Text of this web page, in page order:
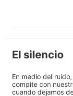
El silencio
En medio del
compite con
cuando dejamos